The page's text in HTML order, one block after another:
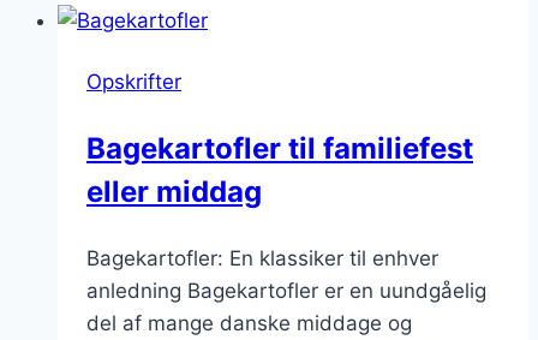
tomater
Opskrifter
Bagekartofler til familiefest
eller middag
Bagekartofler: En klassiker til enhver
anledning Bagekartofler er en uundgåelig
del af mange danske middage og